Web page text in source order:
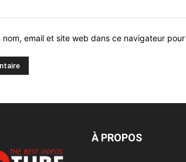
nom, email et site web dans ce navigateur
À PROPOS